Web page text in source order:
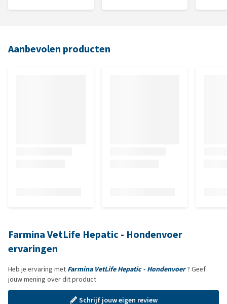
Aanbevolen producten
Farmina VetLife Hepatic - Hondenvoer
ervaringen
Heb je ervaring met Farmina VetLife Hepatic - Hondenvoer? Geef
jouw mening over dit product
Schrijf jouw eigen review